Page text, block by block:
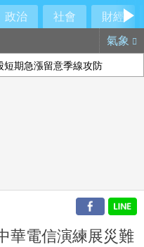
政治 社會
財經
氣象
期急漲留意季線攻防
華電信演練展災難